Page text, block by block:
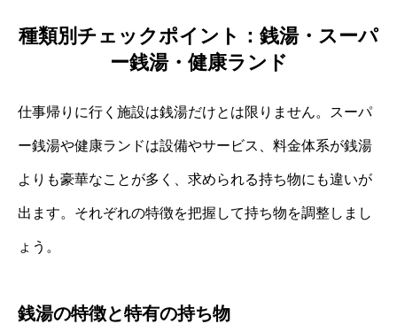
種類別チェックポイント：銭湯・スーパ
ー銭湯・健康ランド
仕事帰りに行く施設は銭湯だけとは限りません。スーパ
ー銭湯や健康ランドは設備やサービス、料金体系が銭湯
よりも豪華なことが多く、求められる持ち物にも違いが
出ます。それぞれの特徴を把握して持ち物を調整しまし
ょう。
銭湯の特徴と特有の持ち物